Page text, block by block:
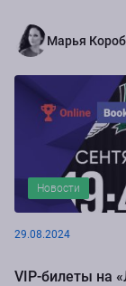
Марья
Новости
29.08.2024
VIP-билеты на